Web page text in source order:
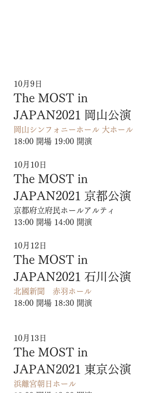
10月9日
The MOST in
JAPAN2021 岡山公演
岡山シンフォニーホール 大ホール
18:00 開場 19:00 開演
10月10日
The MOST in
JAPAN2021 京都公演
京都府立府民ホールアルティ
13:00 開場 14:00 開演
10月12日
The MOST in
JAPAN2021 石川公演
北國新聞　赤羽ホール
18:00 開場 18:30 開演
10月13日
The MOST in
JAPAN2021 東京公演
浜離宮朝日ホール